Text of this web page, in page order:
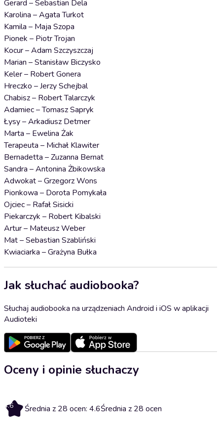
Gerard – Sebastian Dela
Karolina – Agata Turkot
Kamila – Maja Szopa
Pionek – Piotr Trojan
Kocur – Adam Szczyszczaj
Marian – Stanisław Biczysko
Keler – Robert Gonera
Hreczko – Jerzy Schejbal
Chabisz – Robert Talarczyk
Adamiec – Tomasz Sapryk
Łysy – Arkadiusz Detmer
Marta – Ewelina Żak
Terapeuta – Michał Klawiter
Bernadetta – Zuzanna Bernat
Sandra – Antonina Żbikowska
Adwokat – Grzegorz Wons
Pionkowa – Dorota Pomykała
Ojciec – Rafał Sisicki
Piekarczyk – Robert Kibalski
Artur – Mateusz Weber
Mat – Sebastian Szabliński
Kwiaciarka – Grażyna Bułka
Jak słuchać audiobooka?
Słuchaj audiobooka na urządzeniach Android i iOS w aplikacji
Audioteki
Oceny i opinie słuchaczy
4.6 Średnia z 28 ocen: 4.6Średnia z 28 ocen